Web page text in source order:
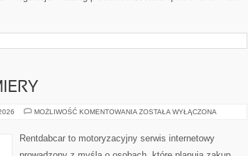
MOŻLIWOŚĆ KOMENTOWANIA NOWOŚCI
ZOSTAŁA WYŁĄCZONA
Rentdabcar to motoryzacyjny serwis internetowy